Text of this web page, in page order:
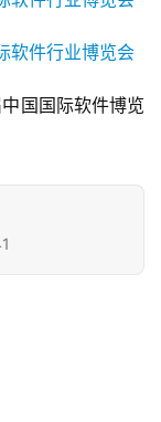
国国际软件博览